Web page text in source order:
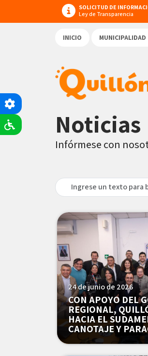
SOLICITUD DE
Ley de Transparencia
INICIO MUNICIPALIDAD
Noticias
Infórmese con
24 de junio de 2026
CON APOYO DEL
REGIONAL,
HACIA EL
CANOTAJE Y